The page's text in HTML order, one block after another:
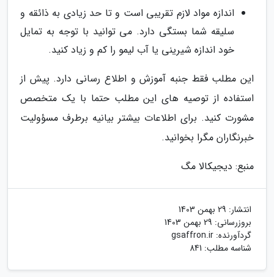
اندازه مواد لازم تقریبی است و تا حد زیادی به ذائقه و
سلیقه شما بستگی دارد. می توانید با توجه به تمایل
خود اندازه شیرینی یا آب لیمو را کم و زیاد کنید.
این مطلب فقط جنبه آموزش و اطلاع رسانی دارد. پیش از
استفاده از توصیه های این مطلب حتما با یک متخصص
مشورت کنید. برای اطلاعات بیشتر بیانیه برطرف مسؤولیت
خبرنگاران مگرا بخوانید.
منبع: دیجیکالا مگ
انتشار: 29 بهمن 1403
بروزرسانی: 29 بهمن 1403
گردآورنده: gsaffron.ir
شناسه مطلب: 841